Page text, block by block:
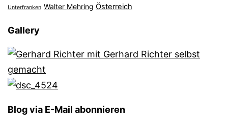
Unterfranken Walter Mehring Österreich
Gallery
Blog via E-Mail abonnieren